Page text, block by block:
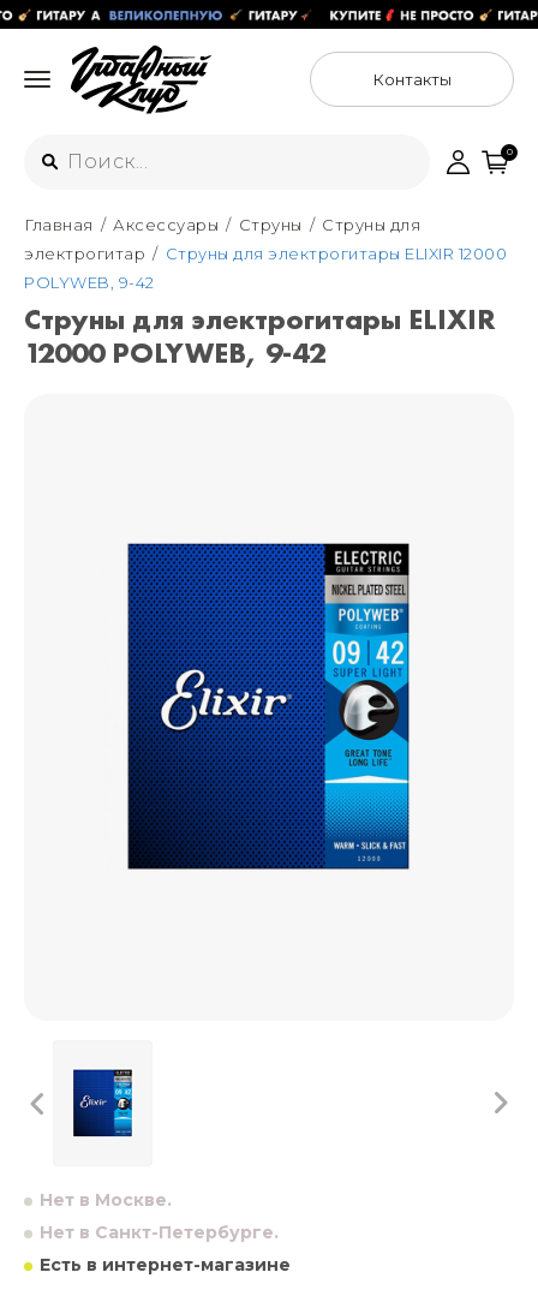
Контакты
Интернет-магазин
+7 (925) 125-54-44
Москва
+7 (925) 176-55-65
ул. Большая Новодмитровская 36с15,
Санкт-Петербург
0
Главная Аксессуары Струны
Струны для
электрогитар
Струны для электрогитары ELIXIR 12000
POLYWEB, 9-42
Струны для электрогитары ELIXIR
12000 POLYWEB, 9-42
Нет в Москве.
Нет в Санкт-Петербурге.
Есть в интернет-магазине